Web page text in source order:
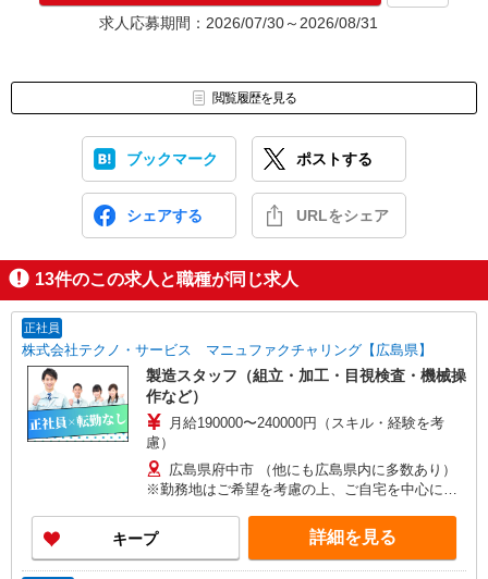
求人応募期間：2026/07/30～2026/08/31
閲覧履歴を見る
ブックマーク ポストする
シェアする URLをシェア
13件のこの求人と職種が同じ求人
正社員
株式会社テクノ・サービス マニュファクチャリング【広島県】
製造スタッフ（組立・加工・目視検査・機械操
作など）
月給190000〜240000円（スキル・経験を考
慮）
広島県府中市 （他にも広島県内に多数あり）
※勤務地はご希望を考慮の上、ご自宅を中心に通
し）
キープ 詳細を見る